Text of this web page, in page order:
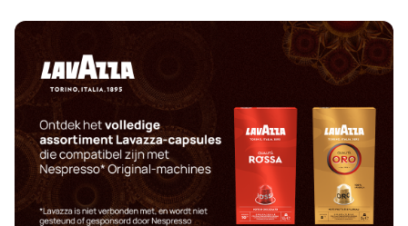
Café Royal - Koffiecapsules voor Nespresso®
Accessoires voor Nespresso®
Koffieverrijkers voor Nespresso®
Ontkalken en onderhoud voor Nespresso®
L'OR - Koffiecapsules voor Nespresso®